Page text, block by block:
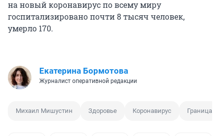
на новый коронавирус по всему миру
госпитализировано почти 8 тысяч человек,
умерло 170.
Екатерина Бормотова
Журналист оперативной редакции
Михаил Мишустин Здоровье Коронавирус Граница